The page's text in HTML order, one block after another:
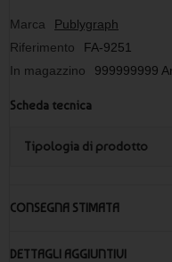
Marca
Publygraph
Riferimento
FA-9251
In magazzino
999999999
Scheda tecnica
Tipologia di prodotto
CONSEGNA STIMATA
DETTAGLI AGGIUNTIVI